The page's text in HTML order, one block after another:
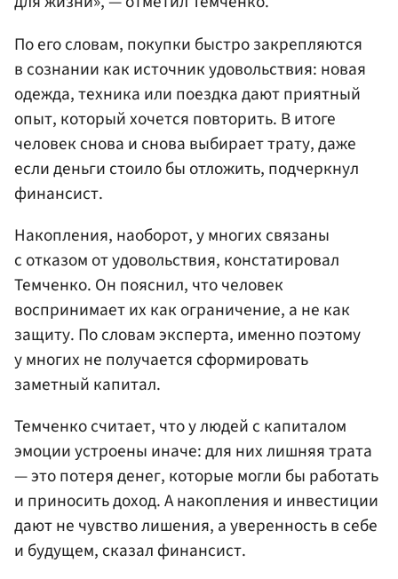
По его словам, покупки быстро закрепляются
в сознании как источник удовольствия: новая
одежда, техника или поездка дают приятный
опыт, который хочется повторить. В итоге
человек снова и снова выбирает трату, даже
если деньги стоило бы отложить, подчеркнул
финансист.
Накопления, наоборот, у многих связаны
с отказом от удовольствия, констатировал
Темченко. Он пояснил, что человек
воспринимает их как ограничение, а не как
защиту. По словам эксперта, именно поэтому
у многих не получается сформировать
заметный капитал.
Темченко считает, что у людей с капиталом
эмоции устроены иначе: для них лишняя трата
— это потеря денег, которые могли бы работать
и приносить доход. А накопления и инвестиции
дают не чувство лишения, а уверенность в себе
и будущем, сказал финансист.